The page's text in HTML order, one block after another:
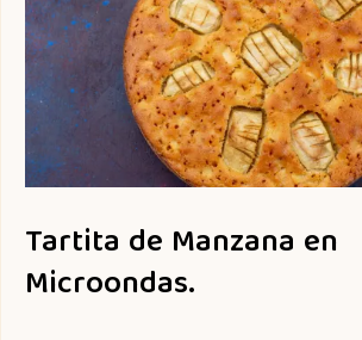
Tartita de Manzana en
Microondas.